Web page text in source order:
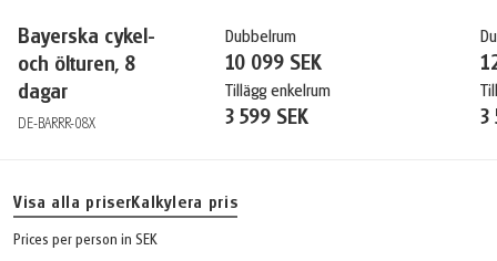
Bayerska cykel-
och ölturen, 8
dagar
DE-BARRR-08X
Dubbelrum
10 099 SEK
Tillägg enkelrum
3 599 SEK 3
Visa alla priserKalkylera pris
Prices per person in SEK